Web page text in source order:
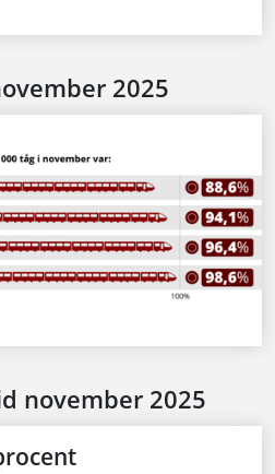
2025
november 2025